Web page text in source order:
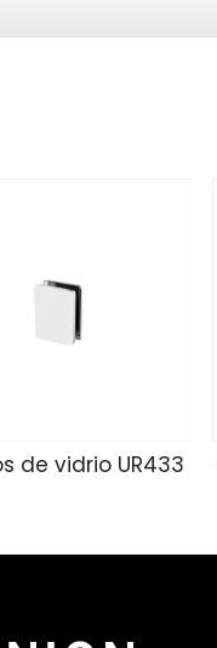
de vidrio UR433